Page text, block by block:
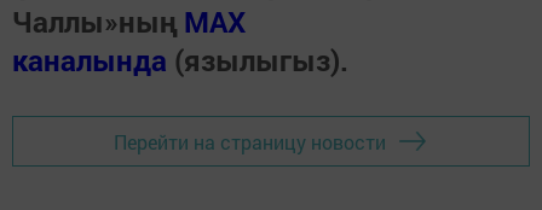
Чаллы»ның MAX
каналында (язылыгыз).
Перейти на страницу новости